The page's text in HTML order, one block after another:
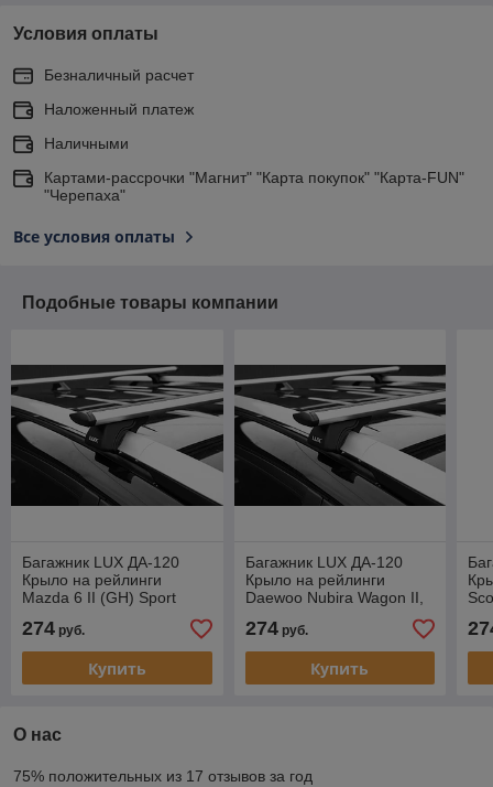
Условия оплаты
Безналичный расчет
Наложенный платеж
Наличными
Картами-рассрочки "Магнит" "Карта покупок" "Карта-FUN"
"Черепаха"
Все условия оплаты
Подобные товары компании
Багажник LUX ДА-120
Крыло на рейлинги
Mazda 6 II (GH) Sport
Wagon , универсал, 2007-
2013
274 руб.
Купить
Багажник LUX ДА-120
Крыло на рейлинги
Daewoo Nubira Wagon II,
274руб.
Купить
О нас
75% положительных из 17 отзывов за год